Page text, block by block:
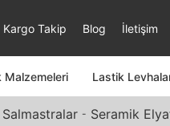
Kargo Takip Blog İletişim
Malzemeleri Lastik
Salmastralar Seramik